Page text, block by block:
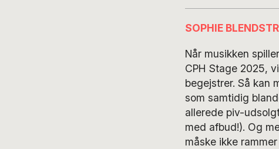
SOPHIE
Når musikken
CPH Stage 2025,
begejstrer. Så kan
som samtidig
allerede piv-
med afbud!). Og
måske ikke